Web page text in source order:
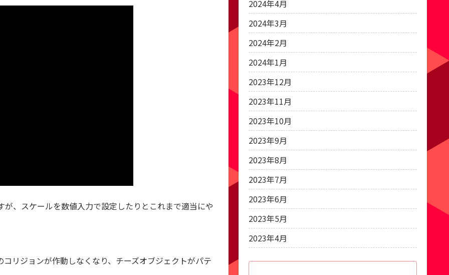
、スケールを数値入力で設定したりとこれまで適当にや
リジョンが作動しなくなり、チーズオブジェクトがパテ
2024年4月
2024年3月
2024年2月
2024年1月
2023年12月
2023年11月
2023年10月
2023年9月
2023年8月
2023年7月
2023年6月
2023年5月
2023年4月